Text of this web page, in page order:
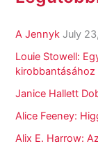
A Jennyk July
Louie Stowell:
kirobbantásához
Janice Hallett
Alice Feeney:
Alix E. Harrow: